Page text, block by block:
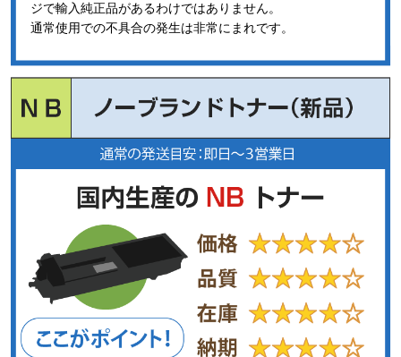
ジで輸入純正品があるわけではありません。
通常使用での不具合の発生は非常にまれです。